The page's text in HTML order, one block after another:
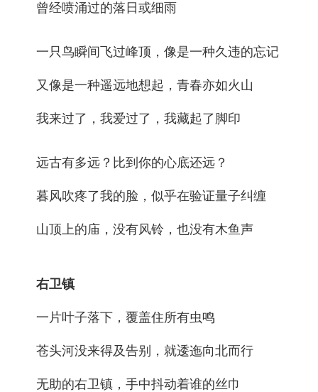
曾经喷涌过的落日或细雨
一只鸟瞬间飞过峰顶，像是一种久违的忘记
又像是一种遥远地想起，青春亦如火山
我来过了，我爱过了，我藏起了脚印
远古有多远？比到你的心底还远？
暮风吹疼了我的脸，似乎在验证量子纠缠
山顶上的庙，没有风铃，也没有木鱼声
右卫镇
一片叶子落下，覆盖住所有虫鸣
苍头河没来得及告别，就逶迤向北而行
无助的右卫镇，手中抖动着谁的丝巾